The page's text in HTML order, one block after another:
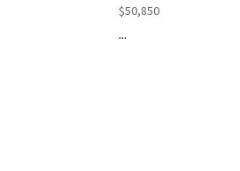
$50,850
...